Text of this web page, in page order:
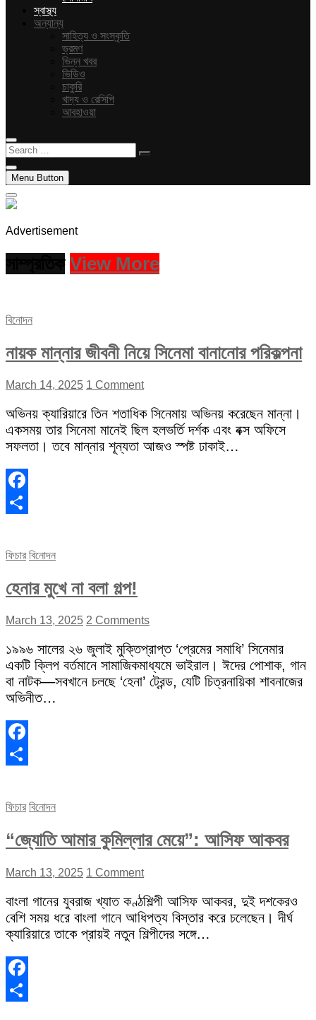
স্বাস্থ্য
অন্যান্য
সাহিত্য ও সংস্কৃতি
ভ্রমণ
ভিন্ন খবর
ভিডিও
চাকুরি
খাদ্য ও রেসিপি
আবহাওয়া
Search
…
Menu Button
Advertisement
View More
বিনোদন
নায়ক মান্নার জীবনী নিয়ে সিনেমা বানানোর পরিকল্পনা
March 14, 2025 1 Comment
অভিনয় ক্যারিয়ারে তিন শতাধিক সিনেমায় অভিনয় করেছেন মান্না।
একসময় তার সিনেমা মানেই ছিল হলভর্তি দর্শক এবং বক্স অফিসে
সফলতা। তবে মান্নার শূন্যতা আজও স্পষ্ট ঢাকাই…
Facebook
ফিচার বিনোদন
হেনার মুখে না বলা গল্প!
March 13, 2025 2 Comments
১৯৯৬ সালের ২৬ জুলাই মুক্তিপ্রাপ্ত ‘প্রেমের সমাধি’ সিনেমার
একটি ক্লিপ বর্তমানে সামাজিকমাধ্যমে ভাইরাল। ঈদের পোশাক, গান
বা নাটক—সবখানে চলছে ‘হেনা’ ট্রেন্ড, যেটি চিত্রনায়িকা শাবনাজের
অভিনীত…
Facebook
ফিচার বিনোদন
“জ্যোতি আমার কুমিল্লার মেয়ে”: আসিফ আকবর
March 13, 2025 1 Comment
বাংলা গানের যুবরাজ খ্যাত কণ্ঠশিল্পী আসিফ আকবর, দুই দশকেরও
বেশি সময় ধরে বাংলা গানে আধিপত্য বিস্তার করে চলেছেন। দীর্ঘ
ক্যারিয়ারে তাকে প্রায়ই নতুন শিল্পীদের সঙ্গে…
Facebook